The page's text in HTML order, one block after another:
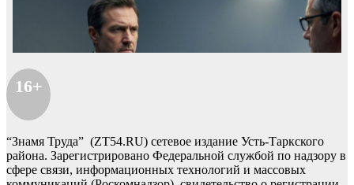
16+
“Знамя Труда” (ZT54.RU) сетевое издание Усть-Таркского
района. Зарегистрировано Федеральной службой по надзору в
сфере связи, информационных технологий и массовых